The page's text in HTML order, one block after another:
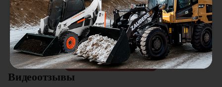
Смотреть все отзывы
Мини погрузчик в работе понравился, хорошая
универсальная техника. Отличное соотношение цены и
качества. Отдельный плюс это внимательное отношение к
клиентам.
Видеоотзывы